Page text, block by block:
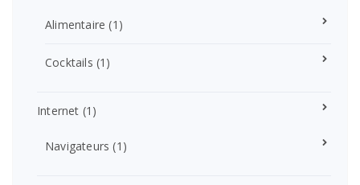
Alimentaire (1)
Cocktails (1)
Internet (1)
Navigateurs (1)